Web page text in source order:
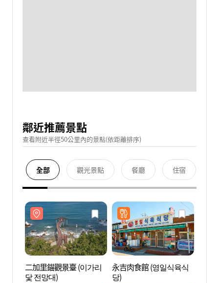
鄰近推薦景點
查看附近半徑50公里內的景點(依距離排序)
全部 觀光景點 餐廳 住宿
二加里錨觀景臺 (이가리
닻 전망대)
永吉肉食館 (영일식육식
당)